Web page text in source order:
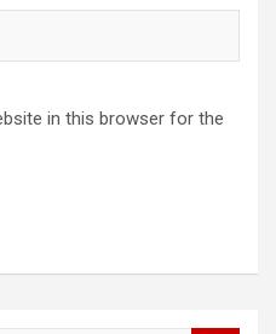
in this browser for the